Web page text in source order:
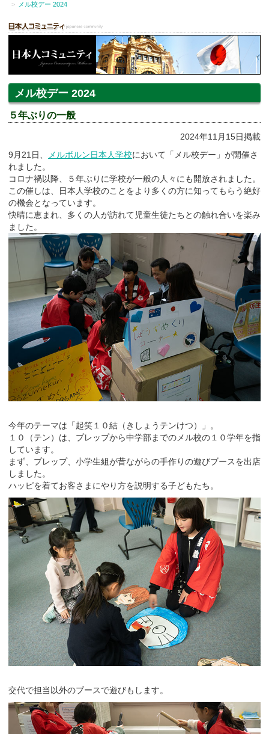
メル校デー 2024
メル校デー 2024
５年ぶりの一般
2024年11月15日掲載
9月21日、
メルボルン日本人学校において「メル校デー」が開催さ
れました。
コロナ禍以降、５年ぶりに学校が一般の人々にも開放されました。
この催しは、日本人学校のことをより多くの方に知ってもらう絶好
の機会となっています。
快晴に恵まれ、多くの人が訪れて児童生徒たちとの触れ合いを楽み
ました。
今年のテーマは「起笑１０結（きしょうテンけつ）」。
１０（テン）は、プレップから中学部までのメル校の１０学年を指
しています。
まず、プレップ、小学生組が昔ながらの手作りの遊びブースを出店
しました。
ハッピを着てお客さまにやり方を説明する子どもたち。
交代で担当以外のブースで遊びもします。